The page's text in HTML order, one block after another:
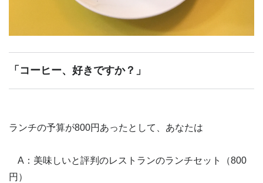
「コーヒー、好きですか？」
ランチの予算が800円あったとして、あなたは
A：美味しいと評判のレストランのランチセット（800
円）